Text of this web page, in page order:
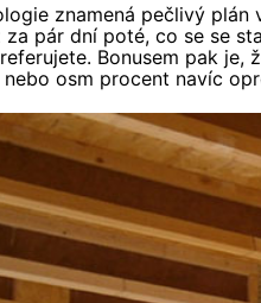
znamená pečlivý
za pár dní poté, co se se
Bonusem pak
osm procent navíc